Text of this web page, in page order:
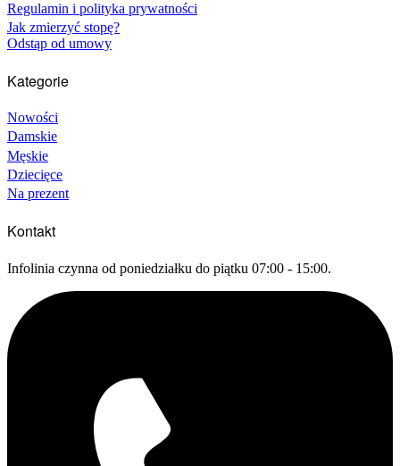
Regulamin i polityka prywatności
Jak zmierzyć stopę?
Odstąp od umowy
Kategorie
Nowości
Damskie
Męskie
Dziecięce
Na prezent
Kontakt
Infolinia czynna od poniedziałku do piątku 07:00 - 15:00.